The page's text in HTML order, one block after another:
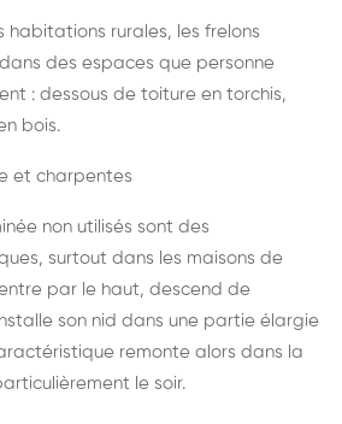
habitations rurales, les frelons
des espaces que personne
: dessous de toiture en torchis,
bois.
et charpentes
non utilisés sont des
surtout dans les maisons de
par le haut, descend de
son nid dans une partie élargie
remonte alors dans la
le soir.